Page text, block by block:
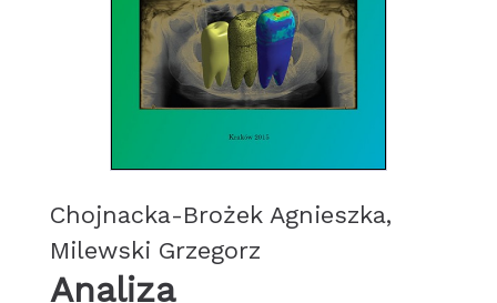
Chojnacka-Brożek Agnieszka,
Milewski Grzegorz
Analiza